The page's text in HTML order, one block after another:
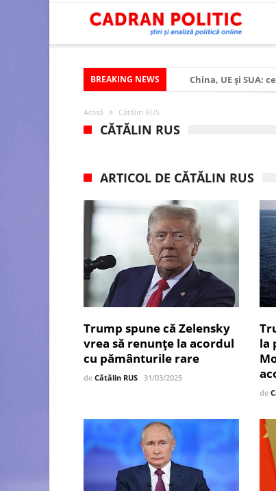
BREAKING NEWS
China, UE și SUA:
Modelul economic
Viitorul României
România –
Controlul minții
Huawei dezvoltă
Acasă Cătălin RUS
CĂTĂLIN RUS
ARTICOL DE CĂTĂLIN RUS
Trump spune că Zelensky
vrea să renunțe la acordul
cu pământurile rare
de Cătălin RUS 31/03/2025
la
de